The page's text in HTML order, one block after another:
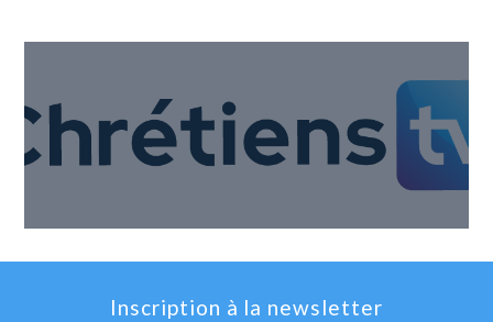
Inscription à la newsletter